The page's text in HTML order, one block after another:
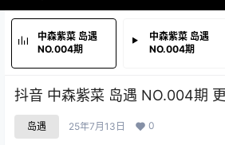
中森紫菜 岛遇
NO.004期
中森紫菜 岛遇
NO.004期
抖音 中森紫菜 岛遇 NO.004期
岛遇 25年7月13日 0